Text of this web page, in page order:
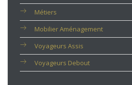
Métiers
Mobilier Aménagement
Voyageurs Assis
Voyageurs Debout